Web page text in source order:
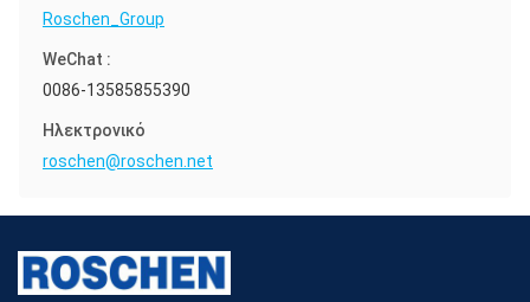
Roschen_Group
WeChat :
0086-13585855390
Ηλεκτρονικό
roschen@roschen.net